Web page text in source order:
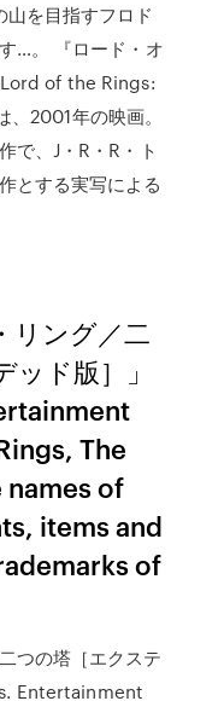
を目指すフロド
…。 『ロード・オ
of the Rings:
2001年の映画。
で、J・R・R・ト
とする実写による
リング／二
ド版］」
The
names of
items and
of
つの塔［エクステ
Entertainment